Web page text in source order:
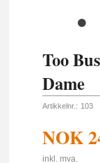
Too
Dame
Artikkelnr.: 103
NOK
inkl. mva.